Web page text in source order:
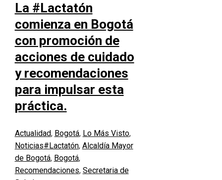
La #Lactatón
comienza en Bogotá
con promoción de
acciones de cuidado
y recomendaciones
para impulsar esta
práctica.
Actualidad, Bogotá, Lo Más Visto,
Noticias#Lactatón, Alcaldía Mayor
de Bogotá, Bogotá,
Recomendaciones, Secretaria de